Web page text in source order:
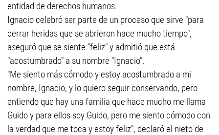
entidad de derechos humanos.
Ignacio celebró ser parte de un proceso que sirve "para
cerrar heridas que se abrieron hace mucho tiempo",
aseguró que se siente "feliz" y admitió que está
"acostumbrado" a su nombre "Ignacio".
"Me siento más cómodo y estoy acostumbrado a mi
nombre, Ignacio, y lo quiero seguir conservando, pero
entiendo que hay una familia que hace mucho me llama
Guido y para ellos soy Guido, pero me siento cómodo con
la verdad que me toca y estoy feliz", declaró el nieto de